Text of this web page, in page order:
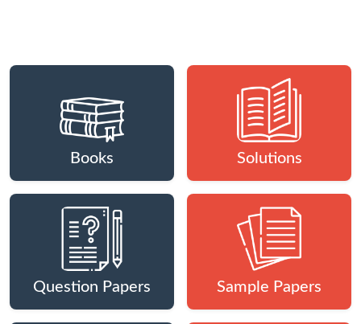
Books Solutions
Question Papers Sample Papers